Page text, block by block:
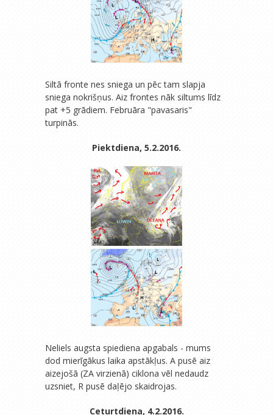
Siltā fronte nes sniega un pēc tam slapja
sniega nokrišņus. Aiz frontes nāk siltums līdz
pat +5 grādiem. Februāra "pavasaris"
turpinās.
Piektdiena, 5.2.2016.
Neliels augsta spiediena apgabals - mums
dod mierīgākus laika apstākļus. A pusē aiz
aizejošā (ZA virzienā) ciklona vēl nedaudz
uzsniet, R pusē daļējo skaidrojas.
Ceturtdiena, 4.2.2016.